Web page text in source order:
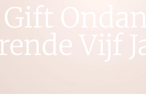
Vijf